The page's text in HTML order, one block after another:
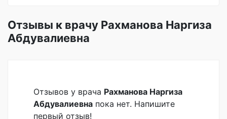
Отзывы к врачу Рахманова Наргиза
Абдувалиевна
Отзывов у врача Рахманова Наргиза
Абдувалиевна пока нет. Напишите
первый отзыв!